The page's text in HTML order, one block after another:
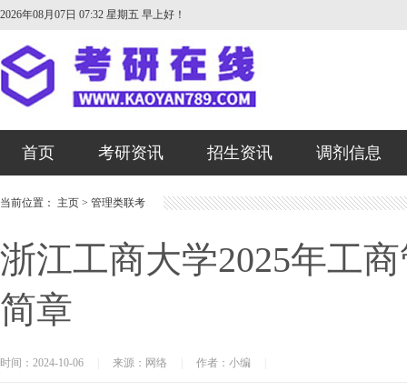
2026年08月07日 07:32 星期五 早上好！
首页 考研资讯 招生资讯 调剂信息
当前位置： 主页 > 管理类联考
浙江工商大学2025年工
简章
时间：2024-10-06 来源：网络 作者：小编